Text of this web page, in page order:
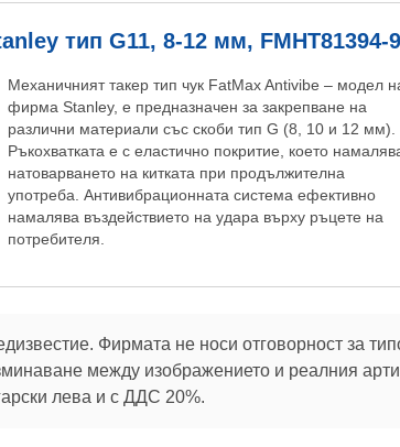
тип G11, 8-12 мм, FMHT81394-9
Механичният такер тип чук FatMax Antivibe – модел
фирма Stanley, е предназначен за закрепване на
различни материали със скоби тип G (8, 10 и 12 мм).
Ръкохватката е с еластично покритие, което
натоварването на китката при продължителна
употреба. Антивибрационната система ефективно
намалява въздействието на удара върху ръцете на
потребителя.
Фирмата не носи отговорност за
между изображението и реалния
лева и с ДДС 20%.